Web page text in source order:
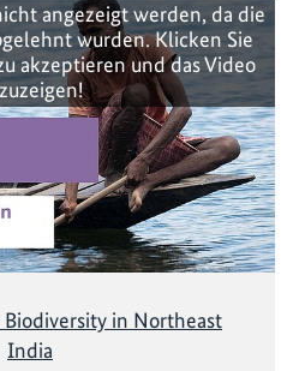
angezeigt werden, da die
wurden. Klicken Sie
akzeptieren und das Video
in Northeast
India